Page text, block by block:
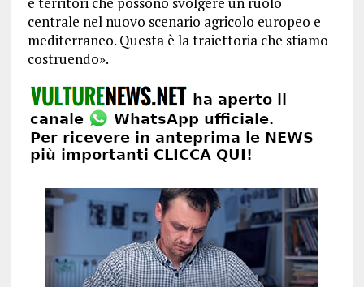
centrale nel nuovo scenario agricolo europeo e
mediterraneo. Questa è la traiettoria che stiamo
costruendo».